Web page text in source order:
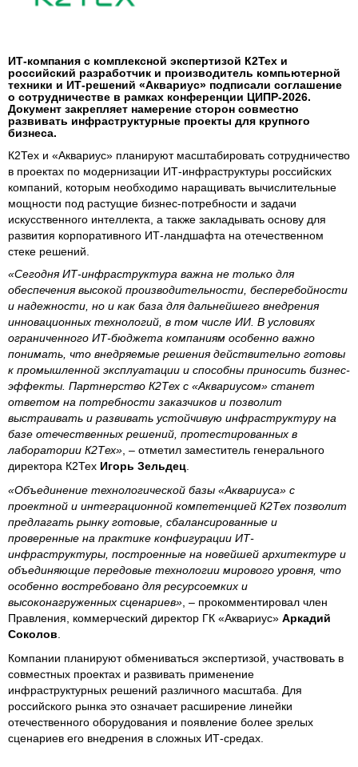
ИТ-компания с комплексной экспертизой К2Тех и
российский разработчик и производитель компьютерной
техники и ИТ-решений «Аквариус» подписали соглашение
о сотрудничестве в рамках конференции ЦИПР-2026.
Документ закрепляет намерение сторон совместно
развивать инфраструктурные проекты для крупного
бизнеса.
К2Тех и «Аквариус» планируют масштабировать сотрудничество
в проектах по модернизации ИТ-инфраструктуры российских
компаний, которым необходимо наращивать вычислительные
мощности под растущие бизнес-потребности и задачи
искусственного интеллекта, а также закладывать основу для
развития корпоративного ИТ-ландшафта на отечественном
стеке решений.
«Сегодня ИТ-инфраструктура важна не только для
обеспечения высокой производительности, бесперебойности
и надежности, но и как база для дальнейшего внедрения
инновационных технологий, в том числе ИИ. В условиях
ограниченного ИТ-бюджета компаниям особенно важно
понимать, что внедряемые решения действительно готовы
к промышленной эксплуатации и способны приносить бизнес-
эффекты. Партнерство К2Тех с «Аквариусом» станет
ответом на потребности заказчиков и позволит
выстраивать и развивать устойчивую инфраструктуру на
базе отечественных решений, протестированных в
лаборатории К2Тех» , – отметил заместитель генерального
директора К2Тех Игорь Зельдец
«Объединение технологической базы «Аквариуса» с
проектной и интеграционной компетенцией К2Тех позволит
предлагать рынку готовые, сбалансированные и
проверенные на практике конфигурации ИТ-
инфраструктуры, построенные на новейшей архитектуре и
объединяющие передовые технологии мирового уровня, что
особенно востребовано для ресурсоемких и
высоконагруженных сценариев» , – прокомментировал член
Правления, коммерческий директор ГК «Аквариус» Аркадий
Соколов
Компании планируют обмениваться экспертизой, участвовать в
совместных проектах и развивать применение
инфраструктурных решений различного масштаба. Для
российского рынка это означает расширение линейки
отечественного оборудования и появление более зрелых
сценариев его внедрения в сложных ИТ-средах.